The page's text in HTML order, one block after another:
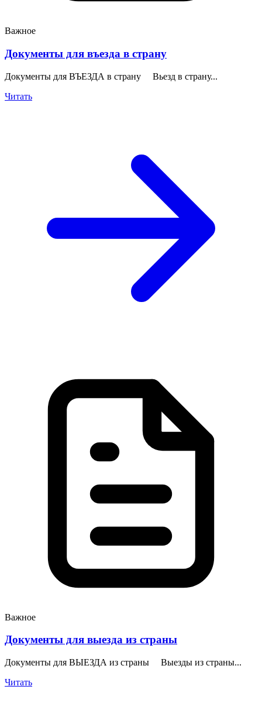
Важное
Документы для въезда в страну
Документы для ВЪЕЗДА в страну Вьезд в страну...
Читать
Важное
Документы для выезда из страны
Документы для ВЫЕЗДА из страны Выезды из страны...
Читать